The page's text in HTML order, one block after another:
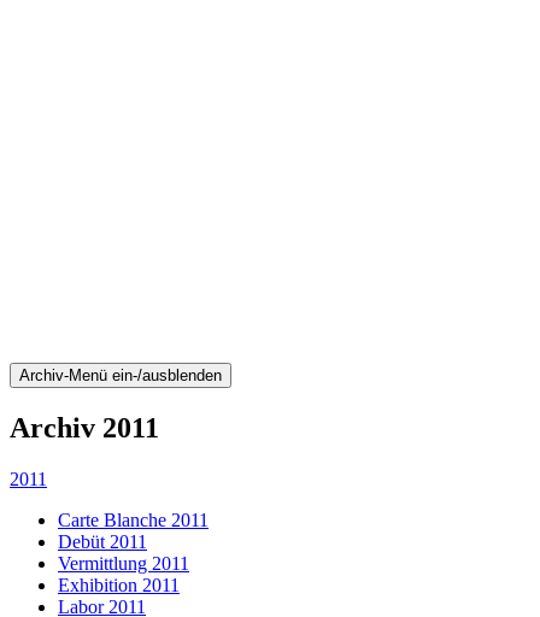
Archiv-Menü ein-/ausblenden
Archiv 2011
2011
Carte Blanche 2011
Debüt 2011
Vermittlung 2011
Exhibition 2011
Labor 2011